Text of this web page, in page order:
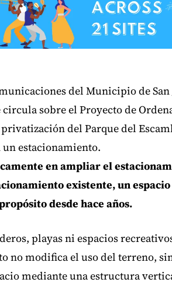
del Municipio de San
sobre el Proyecto de
del Parque del
estacionamiento.
en ampliar el
existente, un
desde hace años.
playas ni espacios
no modifica el uso del terreno,
mediante una estructura